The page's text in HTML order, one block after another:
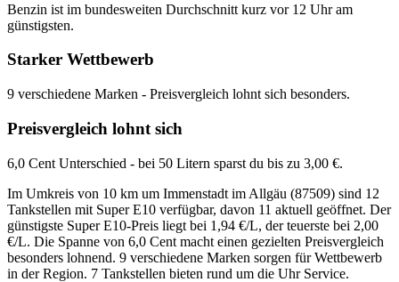
Benzin ist im bundesweiten Durchschnitt kurz vor 12 Uhr am
günstigsten.
Starker Wettbewerb
9 verschiedene Marken - Preisvergleich lohnt sich besonders.
Preisvergleich lohnt sich
6,0 Cent Unterschied - bei 50 Litern sparst du bis zu 3,00 €.
Im Umkreis von 10 km um Immenstadt im Allgäu (87509) sind 12
Tankstellen mit Super E10 verfügbar, davon 11 aktuell geöffnet. Der
günstigste Super E10-Preis liegt bei 1,94 €/L, der teuerste bei 2,00
€/L. Die Spanne von 6,0 Cent macht einen gezielten Preisvergleich
besonders lohnend. 9 verschiedene Marken sorgen für Wettbewerb
in der Region. 7 Tankstellen bieten rund um die Uhr Service.